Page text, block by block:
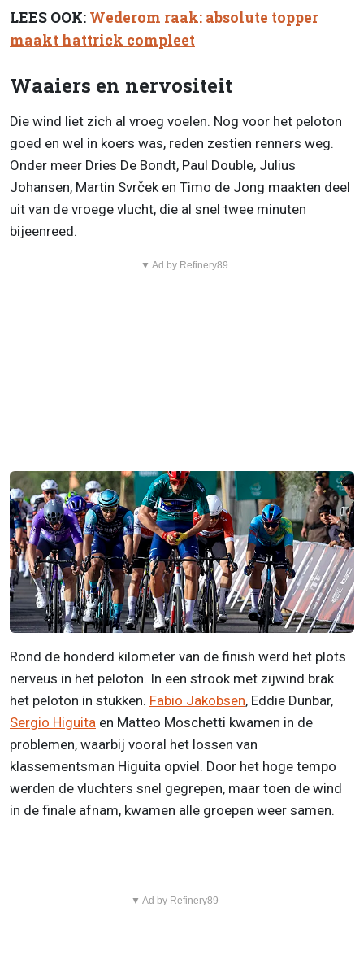
LEES OOK: Wederom raak: absolute topper
maakt hattrick compleet
Waaiers en nervositeit
Die wind liet zich al vroeg voelen. Nog voor het peloton
goed en wel in koers was, reden zestien renners weg.
Onder meer Dries De Bondt, Paul Double, Julius
Johansen, Martin Svrček en Timo de Jong maakten deel
uit van de vroege vlucht, die al snel twee minuten
bijeenreed.
▼ Ad by Refinery89
Rond de honderd kilometer van de finish werd het plots
nerveus in het peloton. In een strook met zijwind brak
het peloton in stukken. Fabio Jakobsen, Eddie Dunbar,
Sergio Higuita en Matteo Moschetti kwamen in de
problemen, waarbij vooral het lossen van
klassementsman Higuita opviel. Door het hoge tempo
werden de vluchters snel gegrepen, maar toen de wind
in de finale afnam, kwamen alle groepen weer samen.
▼ Ad by Refinery89